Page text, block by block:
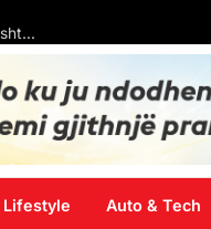
Lifestyle Auto & Tech